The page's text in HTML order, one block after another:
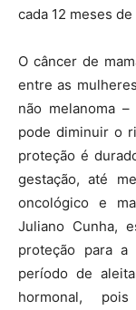
cada 12 meses
O câncer de
entre as
não melanoma
pode diminuir o
proteção é
gestação, até
oncológico e
Juliano Cunha,
proteção para a
período de
hormonal,